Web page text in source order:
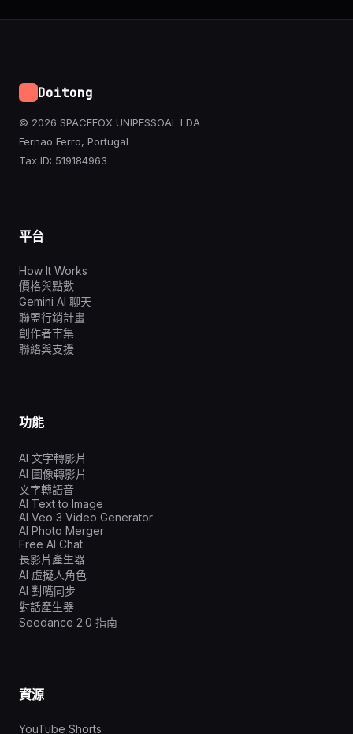
Doitong
© 2026 SPACEFOX UNIPESSOAL LDA
Fernao Ferro, Portugal
Tax ID: 519184963
平台
How It Works
價格與點數
Gemini AI 聊天
聯盟行銷計畫
創作者市集
聯絡與支援
功能
AI 文字轉影片
AI 圖像轉影片
文字轉語音
AI Text to Image
AI Veo 3 Video Generator
AI Photo Merger
Free AI Chat
長影片產生器
AI 虛擬人角色
AI 對嘴同步
對話產生器
Seedance 2.0 指南
資源
YouTube Shorts